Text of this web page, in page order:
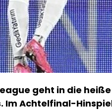
geht in die
Im Achtelfinal-